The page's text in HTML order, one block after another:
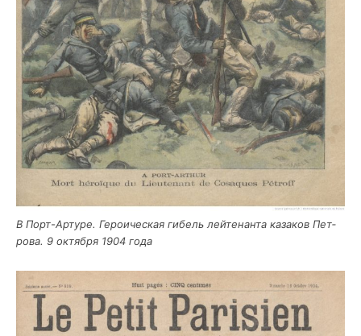
В Порт-Арту­ре. Геро­и­че­ская гибель лей­те­нан­та каза­ков Пет­
ро­ва. 9 октяб­ря 1904 года